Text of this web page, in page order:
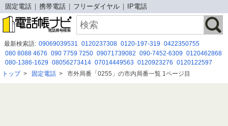
固定電話 携帯電話 フリーダイヤル IP電話
最新検索語: 09069039531 0120237308 0120-197-319 0422350755
080 8088 4676 090 7759 7250 09071739082 090-7452-6309 0120462868
080-1386-1629 08056273414 07014449563 0120923276 0120122597
03-6688-9838 0368422964 0120 487 567 0120383837
07021616132
トップ> 固定電話 > 市外局番「0255」の市内局番一覧 1ページ目